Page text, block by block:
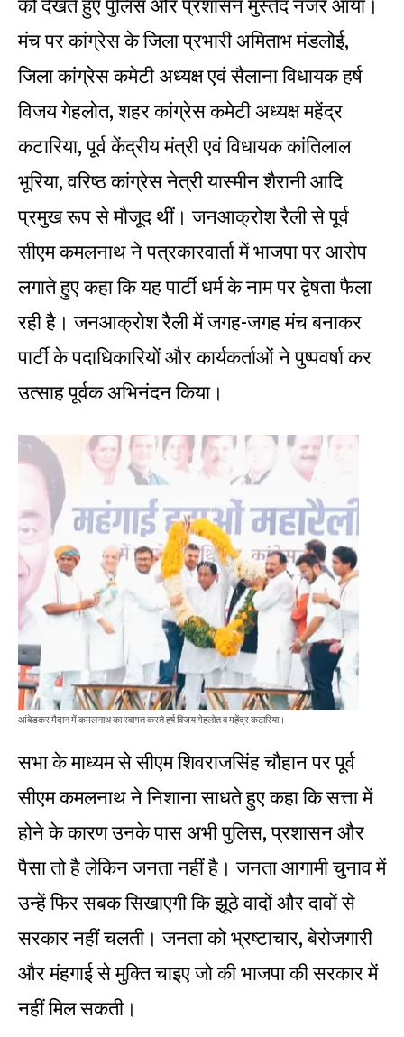
मंच पर कांग्रेस के जिला प्रभारी अमिताभ मंडलोई,
जिला कांग्रेस कमेटी अध्यक्ष एवं सैलाना विधायक हर्ष
विजय गेहलोत, शहर कांग्रेस कमेटी अध्यक्ष महेंद्र
कटारिया, पूर्व केंद्रीय मंत्री एवं विधायक कांतिलाल
भूरिया, वरिष्ठ कांग्रेस नेत्री यास्मीन शैरानी आदि
प्रमुख रूप से मौजूद थीं। जनआक्रोश रैली से पूर्व
सीएम कमलनाथ ने पत्रकारवार्ता में भाजपा पर आरोप
लगाते हुए कहा कि यह पार्टी धर्म के नाम पर द्वेषता फैला
रही है। जनआक्रोश रैली में जगह-जगह मंच बनाकर
पार्टी के पदाधिकारियों और कार्यकर्ताओं ने पुष्पवर्षा कर
उत्साह पूर्वक अभिनंदन किया।
आंबेडकर मैदान में कमलनाथ का स्वागत करते हर्ष विजय गेहलोत व महेंद्र कटारिया।
सभा के माध्यम से सीएम शिवराजसिंह चौहान पर पूर्व
सीएम कमलनाथ ने निशाना साधते हुए कहा कि सत्ता में
होने के कारण उनके पास अभी पुलिस, प्रशासन और
पैसा तो है लेकिन जनता नहीं है। जनता आगामी चुनाव में
उन्हें फिर सबक सिखाएगी कि झूठे वादों और दावों से
सरकार नहीं चलती। जनता को भ्रष्टाचार, बेरोजगारी
और मंहगाई से मुक्ति चाइए जो की भाजपा की सरकार में
नहीं मिल सकती।